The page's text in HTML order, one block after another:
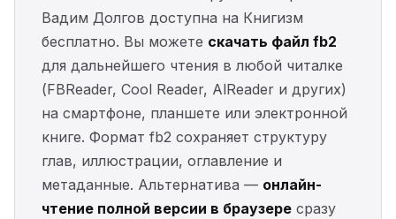
Вадим Долгов доступна на Книгизм
бесплатно. Вы можете скачать файл fb2
для дальнейшего чтения в любой читалке
(FBReader, Cool Reader, AlReader и других)
на смартфоне, планшете или электронной
книге. Формат fb2 сохраняет структуру
глав, иллюстрации, оглавление и
метаданные. Альтернатива — онлайн-
чтение полной версии в браузере сразу